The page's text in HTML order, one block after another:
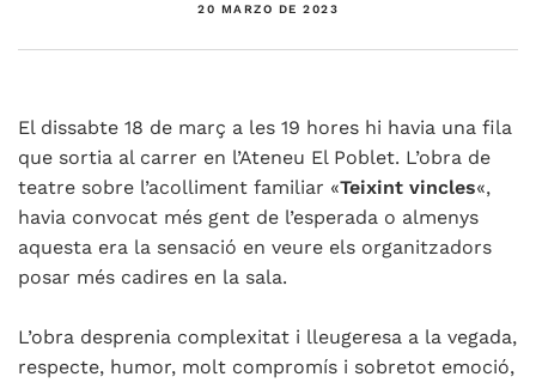
20 MARZO DE 2023
El dissabte 18 de març a les 19 hores hi havia una fila
que sortia al carrer en l’Ateneu El Poblet. L’obra de
teatre sobre l’acolliment familiar «Teixint vincles«,
havia convocat més gent de l’esperada o almenys
aquesta era la sensació en veure els organitzadors
posar més cadires en la sala.
L’obra desprenia complexitat i lleugeresa a la vegada,
respecte, humor, molt compromís i sobretot emoció,